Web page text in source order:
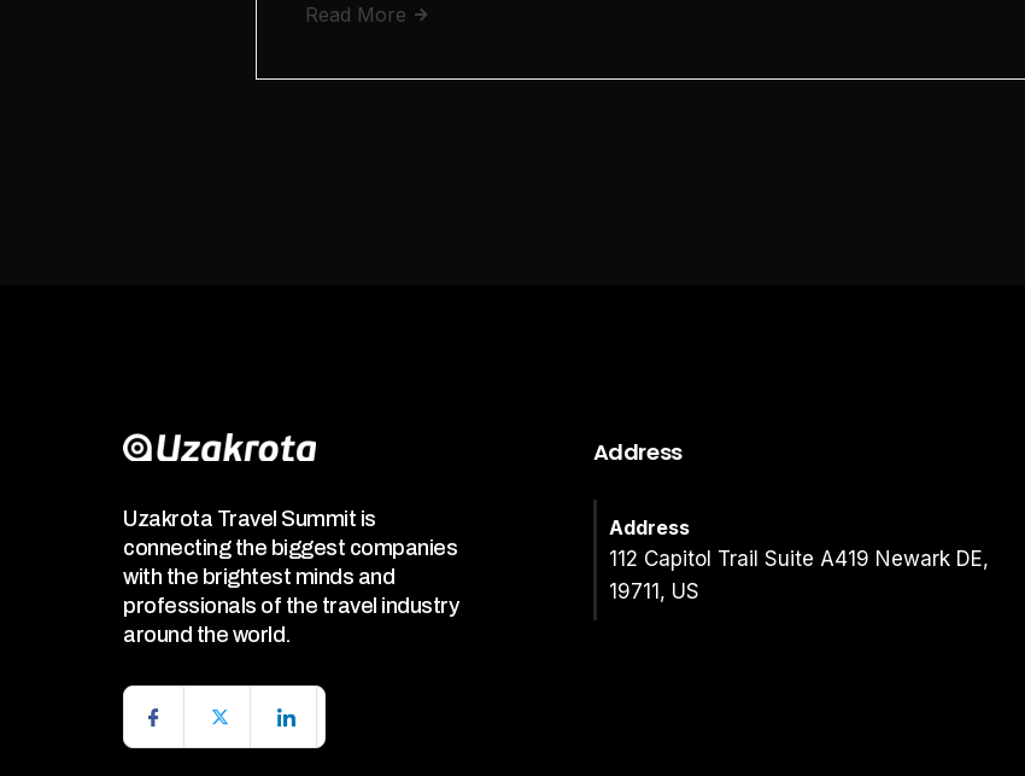
Read More
Uzakrota Travel Summit is
connecting the biggest companies
with the brightest minds and
professionals of the travel industry
around the world.
Address
Address
112 Capitol Trail Suite A419 Newark DE,
19711, US